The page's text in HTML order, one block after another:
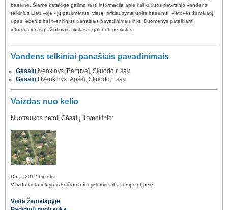
baseine. Šiame kataloge galima rasti informaciją apie kai kuriuos paviršinio vandens
telkinius Lietuvoje - jų parametrus, vietą, priklausymą upės baseinui, vietovės žemėlapį,
upes, ežerus bei tvenkinius panašiais pavadinimais ir kt. Duomenys pateikiami
informaciniais/pažintiniais tikslais ir gali būti netikslūs.
Vandens telkiniai panašiais pavadinimais
Gėsalų tvenkinys [Bartuva], Skuodo r. sav.
Gėsalų I
tvenkinys [Apšė], Skuodo r. sav.
Vaizdas nuo kelio
Nuotraukos netoli Gėsalų II tvenkinio:
Data: 2012 birželis
Vaizdo vieta ir kryptis keičiama rodyklėmis arba tempiant pele.
Vieta žemėlapyje